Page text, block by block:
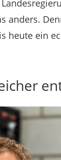
anders.
heute ein